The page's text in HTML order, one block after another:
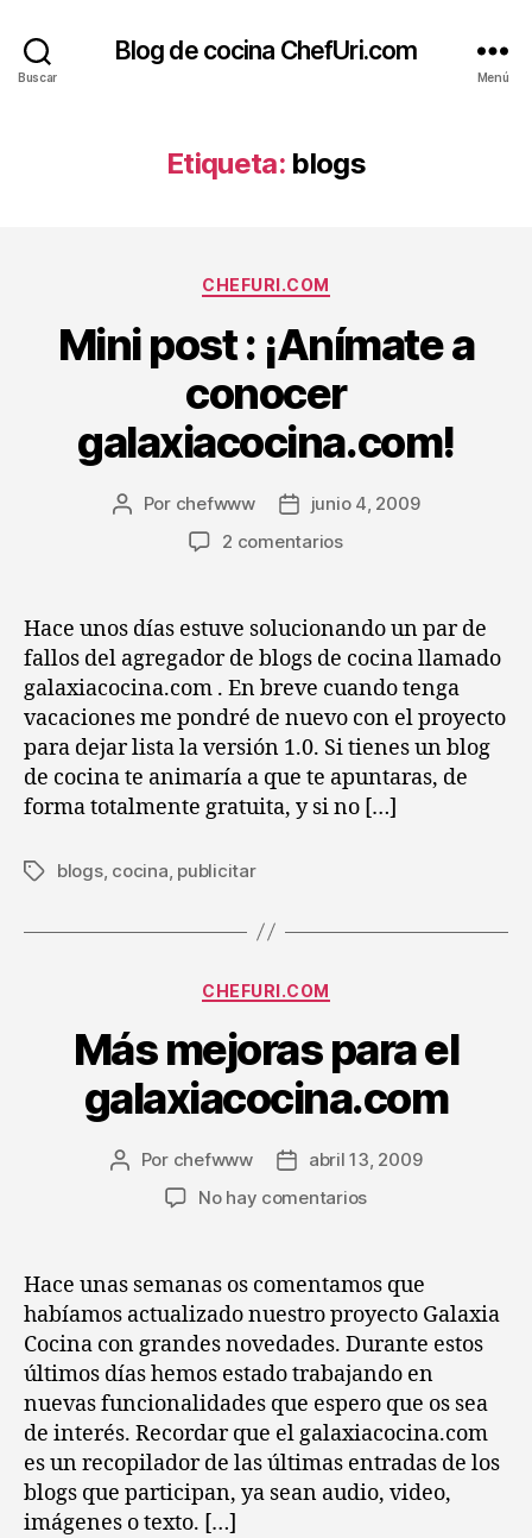
Buscar
Blog de cocina ChefUri.com
Menú
Etiqueta: blogs
Categorías
CHEFURI.COM
Mini post : ¡Anímate a
conocer
galaxiacocina.com!
Autor
Por chefwww
Fechajunio 4, 2009
2 comentariosen
¡Anímate
a
conocer
galaxiacocina.com!
Hace unos días estuve solucionando un par de
fallos del agregador de blogs de cocina llamado
galaxiacocina.com . En breve cuando tenga
vacaciones me pondré de nuevo con el proyecto
para dejar lista la versión 1.0. Si tienes un blog
de cocina te animaría a que te apuntaras, de
forma totalmente gratuita, y si no […]
Etiquetas
blogs, cocina publicitar
Categorías
CHEFURI.COM
Más mejoras para el
galaxiacocina.com
Autor
Por chefwww
Fechaabril 13, 2009
No hay comentariosen
para
galaxiacocina.com
Hace unas semanas os comentamos que
habíamos actualizado nuestro proyecto Galaxia
Cocina con grandes novedades. Durante estos
últimos días hemos estado trabajando en
nuevas funcionalidades que espero que os sea
de interés. Recordar que el galaxiacocina.com
es un recopilador de las últimas entradas de los
blogs que participan, ya sean audio, video,
imágenes o texto. […]